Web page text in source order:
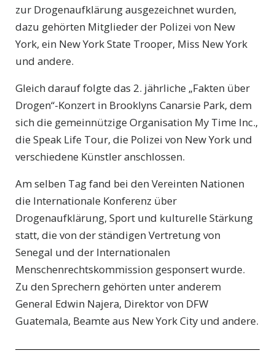
zur Drogenaufklärung ausgezeichnet wurden,
dazu gehörten Mitglieder der Polizei von New
York, ein New York State Trooper, Miss New York
und andere.
Gleich darauf folgte das 2. jährliche „Fakten über
Drogen“-Konzert in Brooklyns Canarsie Park, dem
sich die gemeinnützige Organisation My Time Inc.,
die Speak Life Tour, die Polizei von New York und
verschiedene Künstler anschlossen.
Am selben Tag fand bei den Vereinten Nationen
die Internationale Konferenz über
Drogenaufklärung, Sport und kulturelle Stärkung
statt, die von der ständigen Vertretung von
Senegal und der Internationalen
Menschenrechtskommission gesponsert wurde.
Zu den Sprechern gehörten unter anderem
General Edwin Najera, Direktor von DFW
Guatemala, Beamte aus New York City und andere.